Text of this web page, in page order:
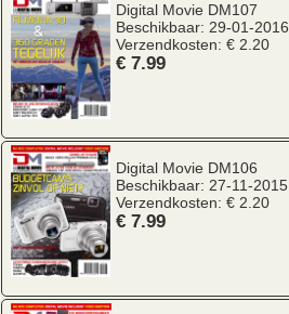
Digital Movie DM107
Beschikbaar: 29-01-2016
Verzendkosten: € 2.20
€ 7.99
Digital Movie DM106
Beschikbaar: 27-11-2015
Verzendkosten: € 2.20
€ 7.99